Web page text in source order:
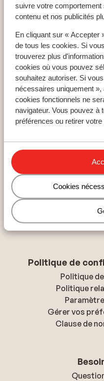
suivre votre comportement
contenu et nos publicités
En cliquant sur « Accepter
de tous les cookies. Si
trouverez plus
cookies où vous pouvez
souhaitez autoriser. Si
nécessaires uniquement
cookies fonctionnels ne
navigateur. Vous pouvez à
préférences ou retirer
Cookies
Golfe
À
À
Politique de
Politique
Politique
Gérer vos
Clause de